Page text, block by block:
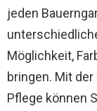
jeden
Möglichkeit,
bringen. Mit
Pflege können